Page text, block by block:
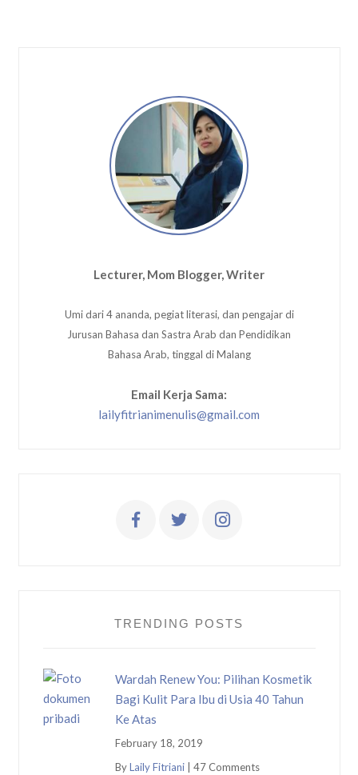
Lecturer, Mom Blogger, Writer
Umi dari 4 ananda, pegiat literasi, dan pengajar di
Jurusan Bahasa dan Sastra Arab dan Pendidikan
Bahasa Arab, tinggal di Malang
Email Kerja Sama:
lailyfitrianimenulis@gmail.com
TRENDING POSTS
Wardah Renew You: Pilihan Kosmetik
Bagi Kulit Para Ibu di Usia 40 Tahun
Ke Atas
February 18, 2019
ByLaily Fitriani| 47 Comments